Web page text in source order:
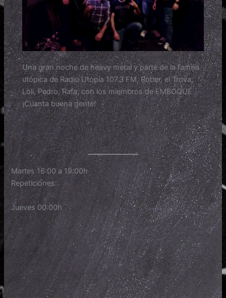
Una gran noche de heavy metal y parte de la familia
utópica de Radio Utopía 107.3 FM, Rober, el Trova,
Loli, Pedro, Rafa, con los miembros de EMBOQUE
¡Cuanta buena gente!
Martes 16:00 a 19:00h
Repeticiones:
Jueves 00:00h